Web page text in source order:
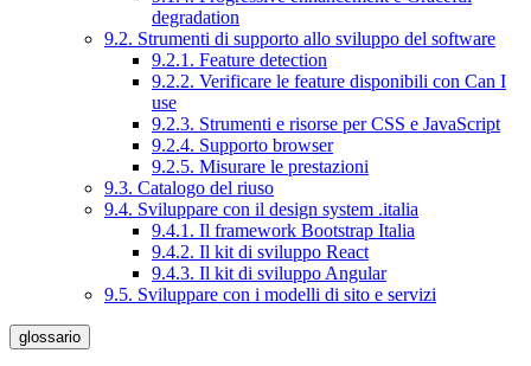
degradation
9.2. Strumenti di supporto allo sviluppo del software
9.2.1. Feature detection
9.2.2. Verificare le feature disponibili con Can I
use
9.2.3. Strumenti e risorse per CSS e JavaScript
9.2.4. Supporto browser
9.2.5. Misurare le prestazioni
9.3. Catalogo del riuso
9.4. Sviluppare con il design system .italia
9.4.1. Il framework Bootstrap Italia
9.4.2. Il kit di sviluppo React
9.4.3. Il kit di sviluppo Angular
9.5. Sviluppare con i modelli di sito e servizi
glossario